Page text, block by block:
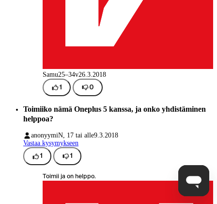
Samu25–34v26.3.2018
1 0
Toimiiko nämä Oneplus 5 kanssa, ja onko yhdistäminen
helppoa?
anonyymiN, 17 tai alle9.3.2018
Vastaa kysymykseen
1 1
Toimii ja on helppo.